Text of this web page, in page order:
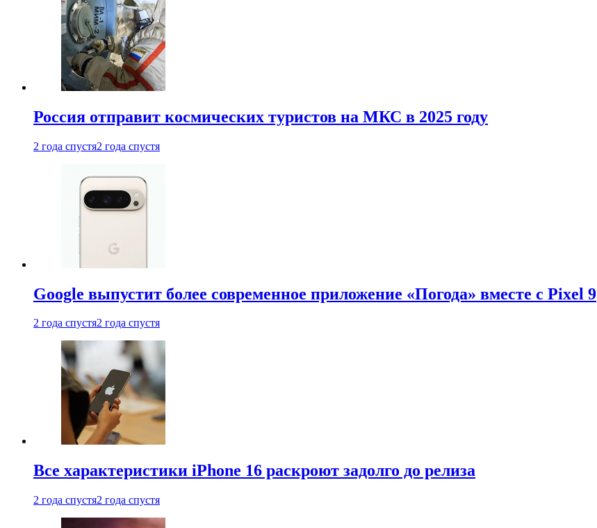
Россия отправит космических туристов на МКС в 2025 году
2 года спустя2 года спустя
Google выпустит более современное приложение «Погода» вместе с Pixel 9
2 года спустя2 года спустя
Все характеристики iPhone 16 раскроют задолго до релиза
2 года спустя2 года спустя